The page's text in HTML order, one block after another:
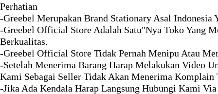
Perhatian
-Greebel Merupakan Brand Stationary Asal
-Greebel Official Store Adalah Satu"Nya Toko Yang
Berkualitas.
-Greebel Official Store Tidak Pernah Menipu Atau
-Setelah Menerima Barang Harap Melakukan Video
Kami Sebagai Seller Tidak Akan Menerima Komplain
-Jika Ada Kendala Harap Langsung Hubungi Kami